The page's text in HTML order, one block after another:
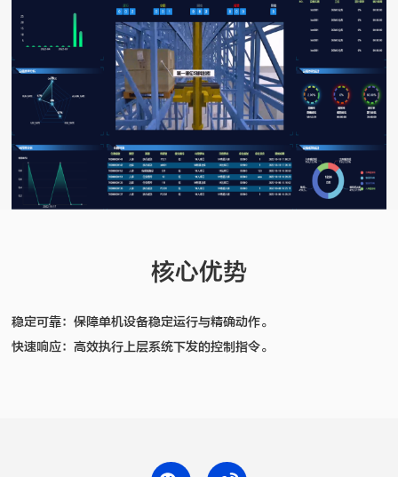
核心优势
稳定可靠：保障单机设备稳定运行与精确动作。
快速响应：高效执行上层系统下发的控制指令。